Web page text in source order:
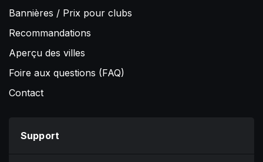
Bannières / Prix pour clubs
Recommandations
Aperçu des villes
Foire aux questions (FAQ)
Contact
Support